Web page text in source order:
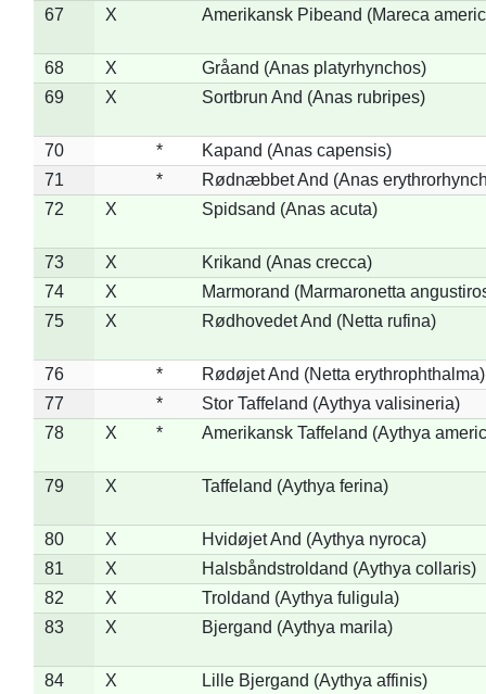
67 X Amerikansk Pibeand (Mareca
68 X
Gråand (Anas platyrhynchos)
69
X Sortbrun And (Anas rubripes)
70 *
Kapand (Anas capensis)
71
*
Rødnæbbet And (Anas
72
X Spidsand (Anas acuta)
73 X
Krikand (Anas crecca)
74
X
Marmorand (Marmaronetta
75
X Rødhovedet And (Netta rufina)
76 *
Rødøjet And (Netta erythrophthalma)
77
*
Stor Taffeland (Aythya valisineria)
78
X * Amerikansk Taffeland (Aythya
79 X Taffeland (Aythya ferina)
80 X
Hvidøjet And (Aythya nyroca)
81
X
Halsbåndstroldand (Aythya collaris)
82
X
Troldand (Aythya fuligula)
83
X Bjergand (Aythya marila)
84 X Lille Bjergand (Aythya affinis)